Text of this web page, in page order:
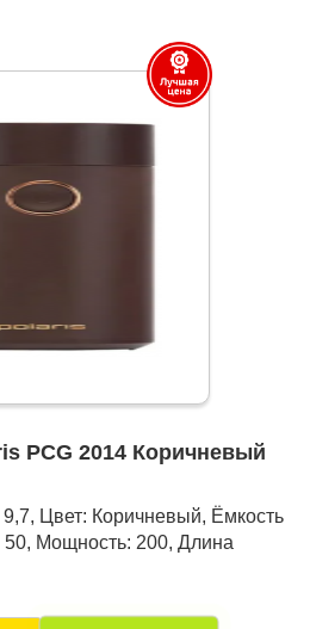
PCG 2014 Коричневый
Цвет: Коричневый, Ёмкость
50, Мощность: 200, Длина